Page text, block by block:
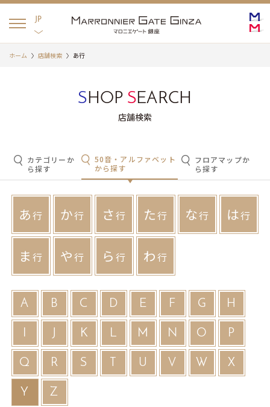
JP
ホーム 店舗検索 あ行
SHOP SEARCH
店舗検索
カテゴリーか
ら探す
50音・アルファベット
から探す
フロアマップか
ら探す
あ行 か行 さ行 た行 な行 は行
ま 行 や行 ら 行 わ行
A B C D E F G H
I J K L M N O P
Q R S T U V W X
Y Z